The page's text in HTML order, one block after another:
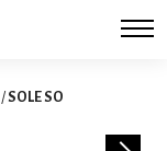
/SOLE SO